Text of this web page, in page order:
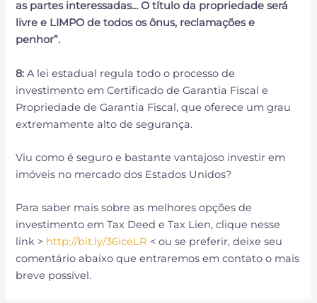
as partes interessadas… O título da propriedade será
livre e LIMPO de todos os ônus, reclamações e
penhor”.
8: A lei estadual regula todo o processo de
investimento em Certificado de Garantia Fiscal e
Propriedade de Garantia Fiscal, que oferece um grau
extremamente alto de segurança.
Viu como é seguro e bastante vantajoso investir em
imóveis no mercado dos Estados Unidos?
Para saber mais sobre as melhores opções de
investimento em Tax Deed e Tax Lien, clique nesse
link > http://bit.ly/36iceLR < ou se preferir, deixe seu
comentário abaixo que entraremos em contato o mais
breve possível.